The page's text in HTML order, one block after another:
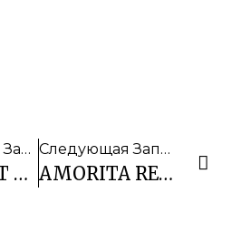
Предыдущая Запись
NEW COAST MANILA
Следующая Запись
AMORITA RESORT